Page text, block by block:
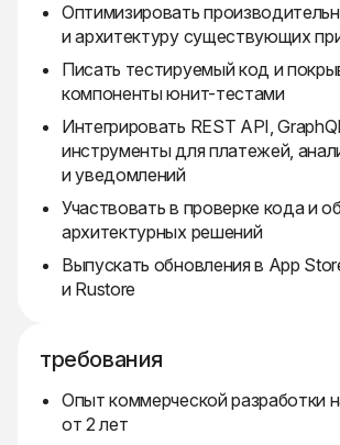
Оптимизировать
и архитектуру существующих
Писать тестируемый код и
компоненты юнит-тестами
Интегрировать REST API,
инструменты для платежей,
и уведомлений
Участвовать в проверке кода и
архитектурных решений
Выпускать обновления в App
и Rustore
требования
Опыт коммерческой разработки
от 2 лет